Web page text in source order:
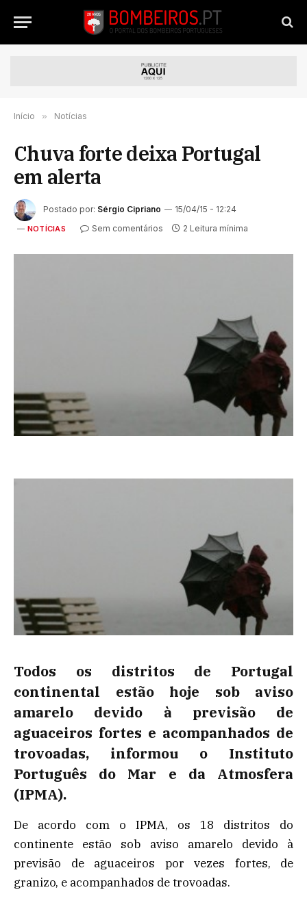
Início » Notícias
Chuva forte deixa Portugal
em alerta
Postado por: Sérgio Cipriano 15/04/15 - 12:24
NOTÍCIAS Sem comentários 2 Leitura mínima
Todos os distritos de Portugal
continental estão hoje sob aviso
amarelo devido à previsão de
aguaceiros fortes e acompanhados de
trovoadas, informou o Instituto
Português do Mar e da Atmosfera
(IPMA).
De acordo com o IPMA, os 18 distritos do
continente estão sob aviso amarelo devido à
previsão de aguaceiros por vezes fortes, de
granizo, e acompanhados de trovoadas.